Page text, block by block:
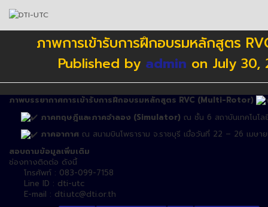
ภาพการเข้ารับการฝึกอบรมหลักสูตร
Published by admin on July 30,
ภาพบรรยากาศการเข้ารับการฝึกอบรมหลักสูตร RVC (Multi-Rotor)
ภาคทฤษฎีและภาคจำลอง (Simulator) ณ ชั้น 6 สถาบันเทคโนโ
ภาคอากาศ ณ สนามบินโพธาราม จ.ราชบุรี เมื่อวันที่ 22 – 26 เมษา
สอบถามข้อมูลเพิ่มเติม
ช่องทางติดต่อ ดังนี้
โทรศัพท์ : 083-099-7158
Line ID : dti-utc
E-mail : dti.utc@dti.or.th